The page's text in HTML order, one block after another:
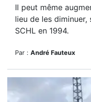
Il peut même
lieu de les
SCHL en 1994.
Par : André Fauteux